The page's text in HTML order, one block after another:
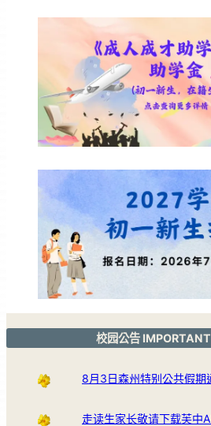
校园公告
8月3日森州特别公共假期
走读生家长敬请下载芙中